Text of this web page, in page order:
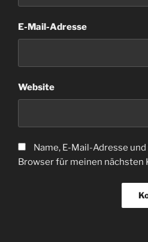
E-Mail-Adresse
Website
Name, E-Mail-Adresse
Browser für meinen nächsten